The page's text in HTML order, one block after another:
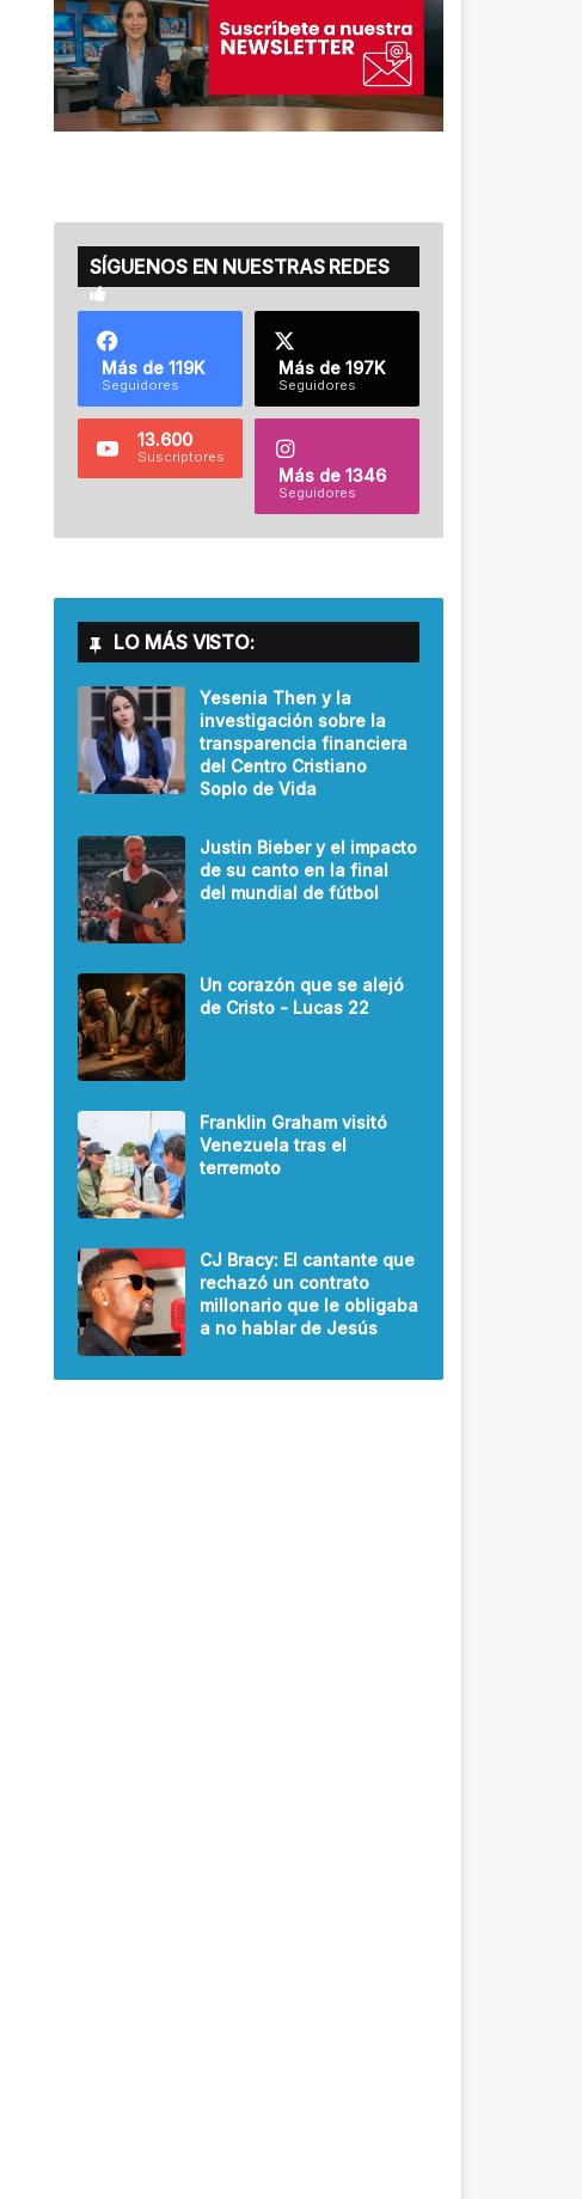
SÍGUENOS EN NUESTRAS REDES
Más de 119K
Seguidores
Más de 197K
Seguidores
13.600
Suscriptores
Más de 1346
Seguidores
LO MÁS VISTO:
Yesenia Then y la
investigación sobre la
transparencia financiera
del Centro Cristiano
Soplo de Vida
Justin Bieber y el impacto
de su canto en la final
del mundial de fútbol
Un corazón que se alejó
de Cristo - Lucas 22
Franklin Graham visitó
Venezuela tras el
terremoto
CJ Bracy: El cantante que
rechazó un contrato
millonario que le obligaba
a no hablar de Jesús